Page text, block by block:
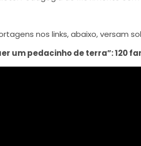
nos links, abaixo, versam
um pedacinho de terra”: 120